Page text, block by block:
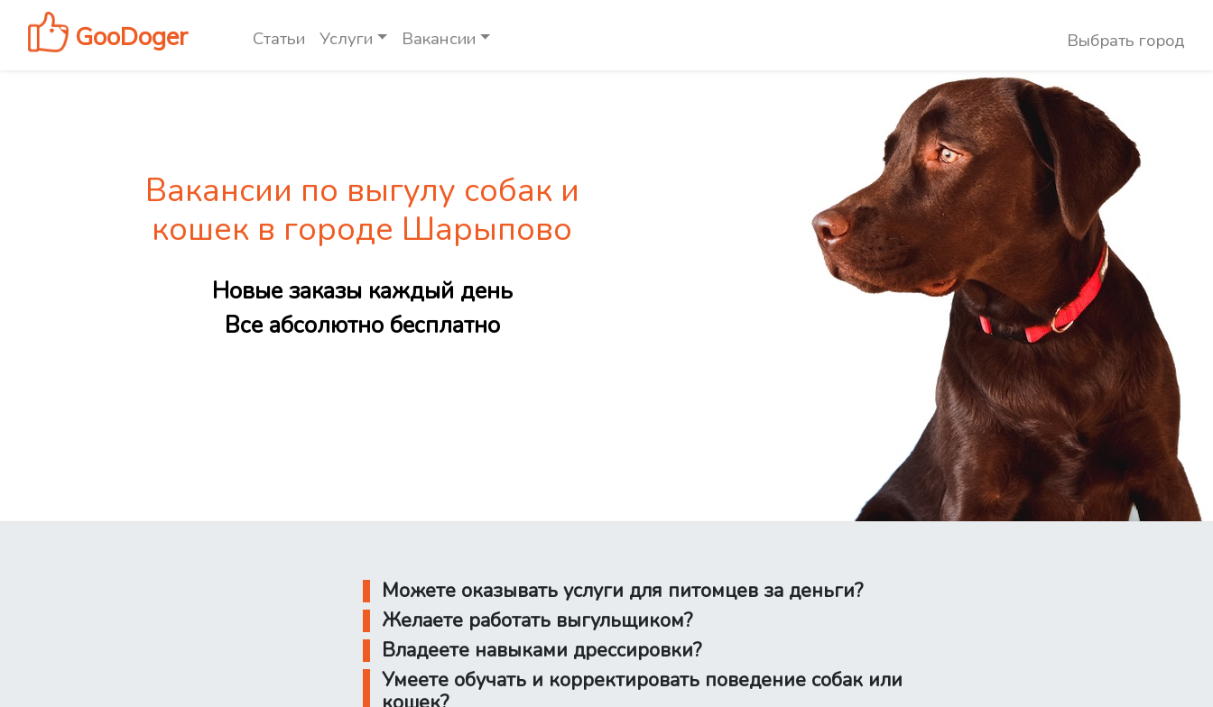
GooDoger Статьи Услуги Вакансии Выбрать город
Вакансии по выгулу собак и
кошек в городе Шарыпово
Новые заказы каждый день
Все абсолютно бесплатно
Можете оказывать услуги для питомцев за деньги?
Желаете работать выгульщиком?
Владеете навыками дрессировки?
Умеете обучать и корректировать поведение собак или